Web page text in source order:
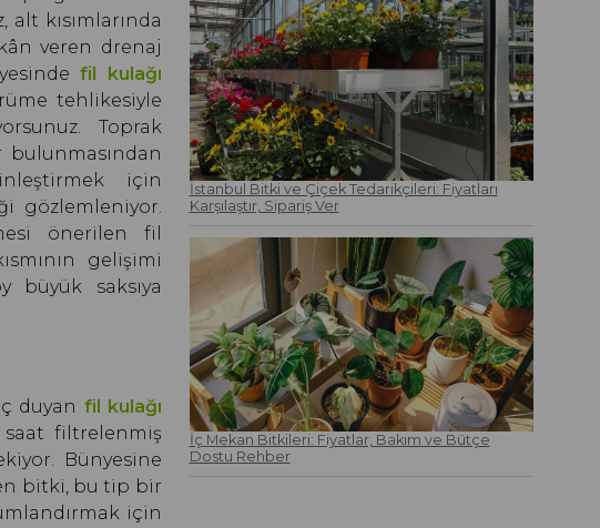
kısımlarında
veren drenaj
fil kulağı
tehlikesiyle
Toprak
bulunmasından
için
gözlemleniyor.
önerilen fil
gelişimi
büyük saksıya
duyan fil kulağı
filtrelenmiş
Bünyesine
bitki, bu tip bir
için
İstanbul Bitki ve Çiçek Tedarikçileri: Fiyatları
Karşılaştır, Sipariş Ver
İç Mekan Bitkileri: Fiyatlar, Bakım ve Bütçe
Dostu Rehber